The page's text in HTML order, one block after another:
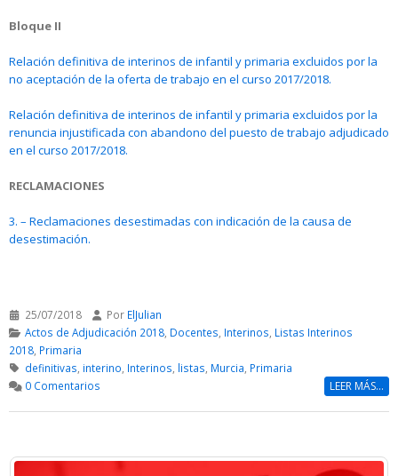
Bloque II
Relación definitiva de interinos de infantil y primaria excluidos por la
no aceptación de la oferta de trabajo en el curso 2017/2018.
Relación definitiva de interinos de infantil y primaria excluidos por la
renuncia injustificada con abandono del puesto de trabajo adjudicado
en el curso 2017/2018.
RECLAMACIONES
3. – Reclamaciones desestimadas con indicación de la causa de
desestimación.
25/07/2018 Por ElJulian
Actos de Adjudicación 2018, Docentes Interinos Listas Interinos
2018 Primaria
definitivas interino Interinos listas Murcia Primaria
0 Comentarios
LEER MÁS...